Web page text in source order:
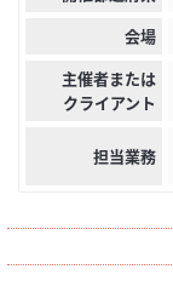
会場
主催者または
クライアント
担当業務